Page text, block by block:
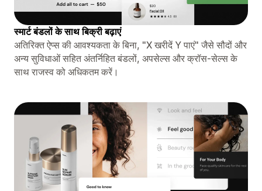
स्मार्ट बंडलों के साथ बिक्री बढ़ाएं
अतिरिक्त ऐप्स की आवश्यकता के बिना, "X खरीदें Y पाएं" जैसे सौदों और
अन्य सुविधाओं सहित अंतर्निहित बंडलों, अपसेल्स और क्रॉस-सेल्स के
साथ राजस्व को अधिकतम करें।